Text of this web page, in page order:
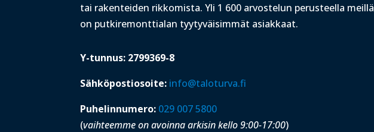
tai rakenteiden rikkomista. Yli 1 600 arvostelun perusteella meillä
on putkiremonttialan tyytyväisimmät asiakkaat.
Y-tunnus: 2799369-8
Sähköpostiosoite: info@taloturva.fi
Puhelinnumero: 029 007 5800
(vaihteemme on avoinna arkisin kello 9:00-17:00)